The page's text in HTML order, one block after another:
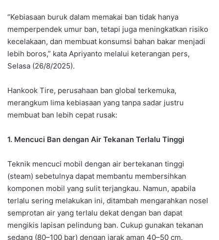
“Kebiasaan buruk dalam memakai ban tidak hanya
memperpendek umur ban, tetapi juga meningkatkan risiko
kecelakaan, dan membuat konsumsi bahan bakar menjadi
lebih boros,” kata Apriyanto melalui keterangan pers,
Selasa (26/8/2025).
Hankook Tire, perusahaan ban global terkemuka,
merangkum lima kebiasaan yang tanpa sadar justru
membuat ban lebih cepat rusak:
1. Mencuci Ban dengan Air Tekanan Terlalu Tinggi
Teknik mencuci mobil dengan air bertekanan tinggi
(steam) sebetulnya dapat membantu membersihkan
komponen mobil yang sulit terjangkau. Namun, apabila
terlalu sering melakukan ini, ditambah mengarahkan nosel
semprotan air yang terlalu dekat dengan ban dapat
mengikis lapisan pelindung ban. Cukup gunakan tekanan
sedang (80–100 bar) dengan jarak aman 40–50 cm.